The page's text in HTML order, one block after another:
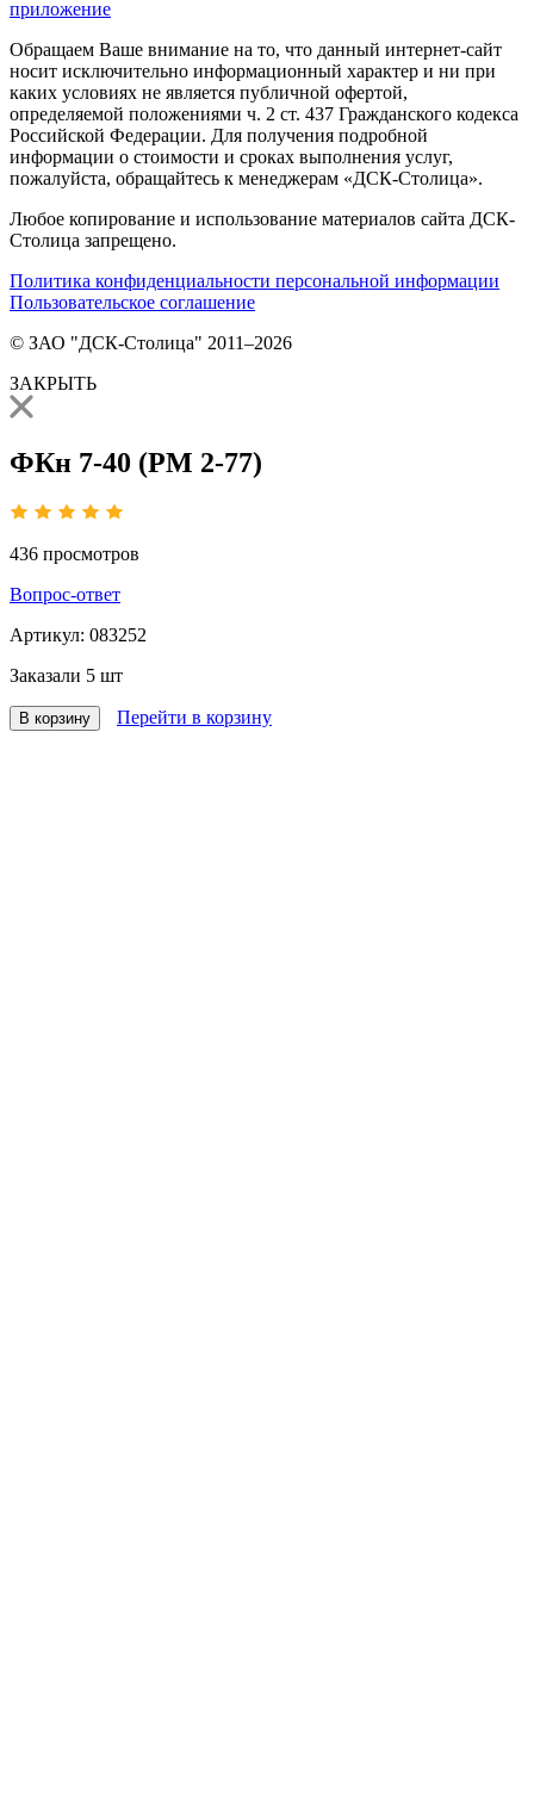
приложение
Обращаем Ваше внимание на то, что данный интернет-сайт
носит исключительно информационный характер и ни при
каких условиях не является публичной офертой,
определяемой положениями ч. 2 ст. 437 Гражданского кодекса
Российской Федерации. Для получения подробной
информации о стоимости и сроках выполнения услуг,
пожалуйста, обращайтесь к менеджерам «ДСК-Столица».
Любое копирование и использование материалов сайта ДСК-
Столица запрещено.
Политика конфиденциальности персональной информации
Пользовательское соглашение
© ЗАО "ДСК-Столица" 2011–2026
ЗАКРЫТЬ
ФКн 7-40 (РМ 2-77)
436 просмотров
Вопрос-ответ
Артикул: 083252
Заказали 5 шт
В корзину Перейти в корзину